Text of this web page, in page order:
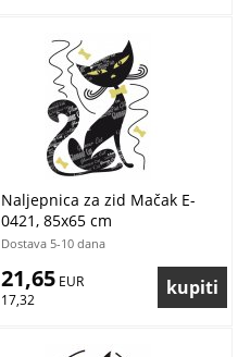
Naljepnica za zid Mačak E-
0421, 85x65 cm
Dostava 5-10 dana
21,65 EUR
17,32